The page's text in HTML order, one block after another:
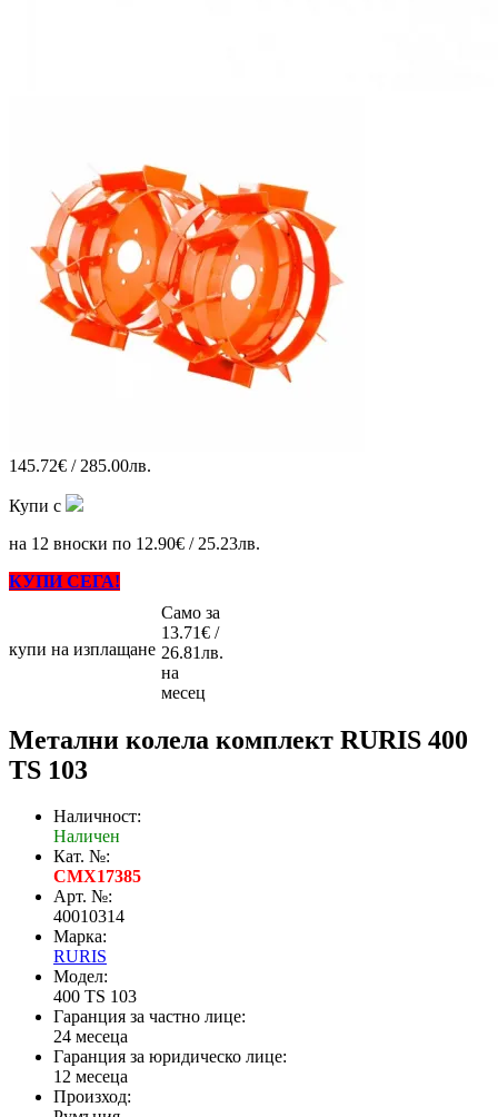
145.72€ / 285.00лв.
Купи с
на 12 вноски по 12.90€ / 25.23лв.
КУПИ СЕГА!
купи на изплащане
Само за
13.71€ /
26.81лв.
на
месец
Метални колела комплект RURIS 400
TS 103
Наличност:
Наличен
Кат. №:
CMX17385
Арт. №:
40010314
Марка:
RURIS
Модел:
400 TS 103
Гаранция за частно лице:
24 месеца
Гаранция за юридическо лице:
12 месеца
Произход: